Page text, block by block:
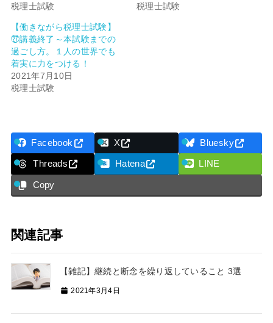
税理士試験
税理士試験
【働きながら税理士試験】
㉗講義終了～本試験までの
過ごし方。１人の世界でも
着実に力をつける！
2021年7月10日
税理士試験
Facebook X Bluesky
Threads Hatena LINE
Copy
関連記事
【雑記】継続と断念を繰り返していること 3選
2021年3月4日